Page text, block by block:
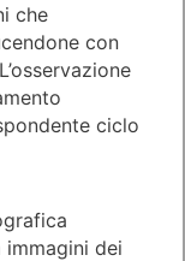
che
con
ciclo
dei